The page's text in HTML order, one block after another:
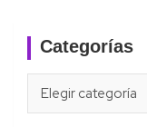
Categorías